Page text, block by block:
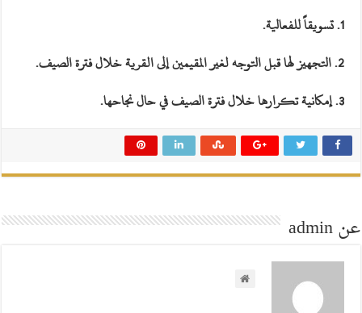
1. تسويقاً للفعالية.
2. التجهيز لها قبل التوجه لغير المقيمين إلى القرية خلال فترة الصيف.
3. إمكانية تكرارها خلال فترة الصيف في حال نجاحها.
عن admin